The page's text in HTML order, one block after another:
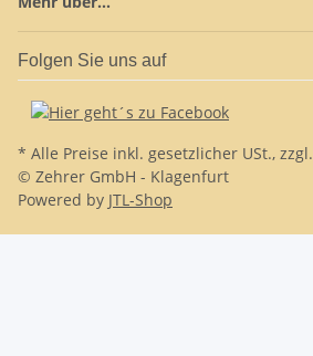
Folgen Sie uns auf
* Alle Preise inkl. gesetzlicher USt., zzgl.
© Zehrer GmbH - Klagenfurt
Powered by JTL-Shop